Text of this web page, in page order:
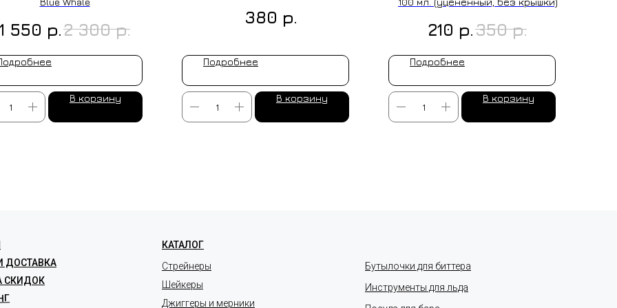
1 550 р.2 300 р.
В корзину
380 р.
Подробнее
В корзину
210 р.350 р.
Подробнее
В корзину
НА ЗАКАЗ
ДОСТАВКА
СКИДОК
КАТАЛОГ
Стрейнеры
Шейкеры
Джиггеры и мерники
Бутылочки для биттера
Инструменты для льда